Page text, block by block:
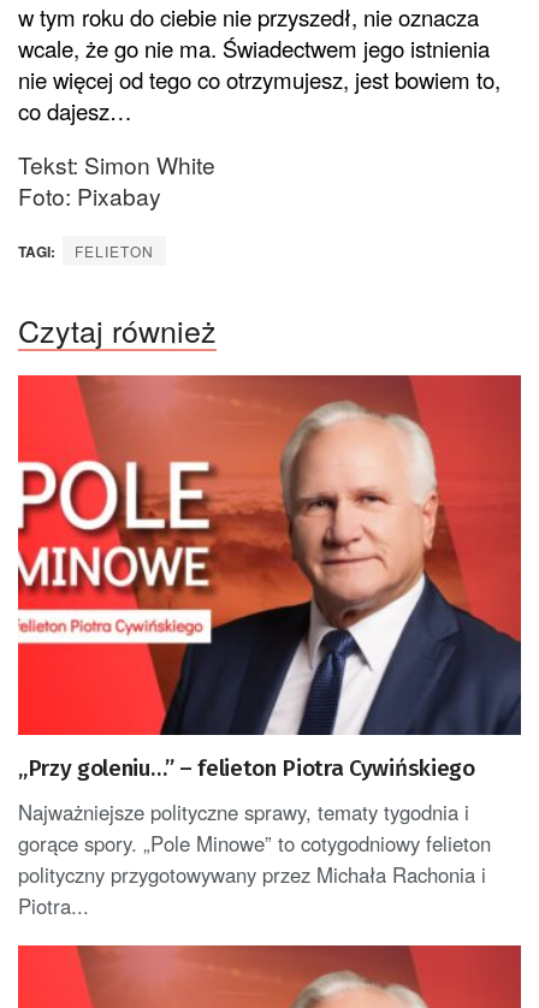
w tym roku do ciebie nie przyszedł, nie oznacza
wcale, że go nie ma. Świadectwem jego istnienia
nie więcej od tego co otrzymujesz, jest bowiem to,
co dajesz…
Tekst: Simon White
Foto: Pixabay
TAGI: FELIETON
Czytaj również
„Przy goleniu…” – felieton Piotra Cywińskiego
Najważniejsze polityczne sprawy, tematy tygodnia i
gorące spory. „Pole Minowe” to cotygodniowy felieton
polityczny przygotowywany przez Michała Rachonia i
Piotra...